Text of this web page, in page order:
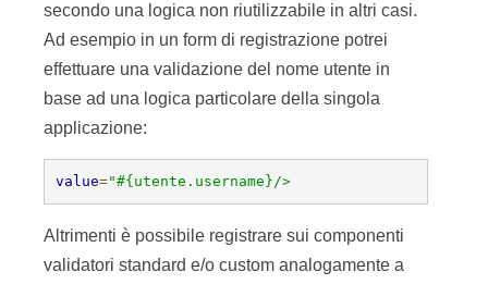
secondo una logica non riutilizzabile in altri casi.
Ad esempio in un form di registrazione potrei
effettuare una validazione del nome utente in
base ad una logica particolare della singola
applicazione:
value="#{utente.username}/>
Altrimenti è possibile registrare sui componenti
validatori standard e/o custom analogamente a